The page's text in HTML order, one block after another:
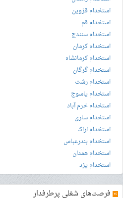
استخدام قزوین
استخدام قم
استخدام سنندج
استخدام کرمان
استخدام کرمانشاه
استخدام گرگان
استخدام رشت
استخدام یاسوج
استخدام خرم آباد
استخدام ساری
استخدام اراک
استخدام بندرعباس
استخدام همدان
استخدام یزد
» فرصت‌های شغلی پرطرفدار